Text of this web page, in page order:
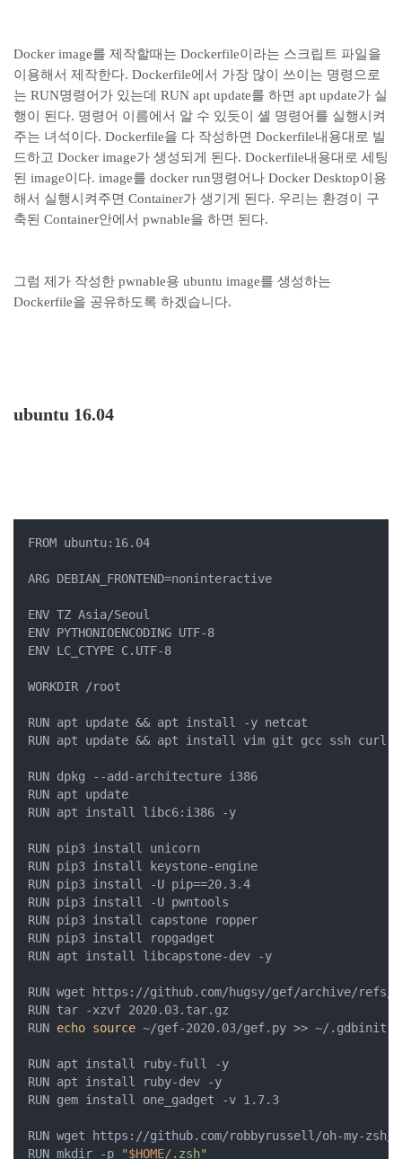
Docker image를 제작할때는 Dockerfile이라는 스크립트 파일을
이용해서 제작한다. Dockerfile에서 가장 많이 쓰이는 명령으로
는 RUN명령어가 있는데 RUN apt update를 하면 apt update가 실
행이 된다. 명령어 이름에서 알 수 있듯이 셸 명령어를 실행시켜
주는 녀석이다. Dockerfile을 다 작성하면 Dockerfile내용대로 빌
드하고 Docker image가 생성되게 된다. Dockerfile내용대로 세팅
된 image이다. image를 docker run명령어나 Docker Desktop이용
해서 실행시켜주면 Container가 생기게 된다. 우리는 환경이 구
축된 Container안에서 pwnable을 하면 된다.
그럼 제가 작성한 pwnable용 ubuntu image를 생성하는
Dockerfile을 공유하도록 하겠습니다.
ubuntu 16.04
FROM ubuntu:16.04
ARG DEBIAN_FRONTEND=noninteractive
ENV TZ Asia/Seoul
ENV PYTHONIOENCODING UTF-8
ENV LC_CTYPE C.UTF-8
WORKDIR /root
RUN apt update && apt install -y netcat
RUN apt update && apt install vim git gcc ssh curl
RUN dpkg --add-architecture i386
RUN apt update
RUN apt install libc6:i386 -y
RUN pip3 install unicorn
RUN pip3 install keystone-engine
RUN pip3 install -U pip==20.3.4
RUN pip3 install -U pwntools
RUN pip3 install capstone ropper
RUN pip3 install ropgadget
RUN apt install libcapstone-dev -y
RUN wget https://github.com/hugsy/gef/archive/refs/
RUN tar -xzvf 2020.03.tar.gz
RUN echo source ~/gef-2020.03/gef.py >> ~/.gdbinit
RUN apt install ruby-full -y
RUN apt install ruby-dev -y
RUN gem install one_gadget -v 1.7.3
RUN wget https://github.com/robbyrussell/oh-my-
RUN mkdir -p
"$HOME/.zsh"